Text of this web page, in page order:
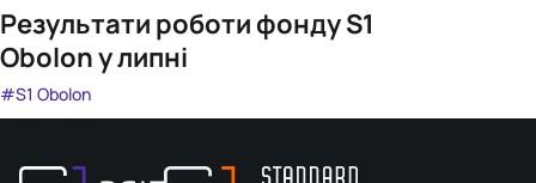
Результати роботи фонду S1
Obolon у липні
#S1 Obolon